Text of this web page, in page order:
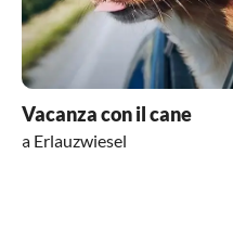
Vacanza con il cane
a Erlauzwiesel